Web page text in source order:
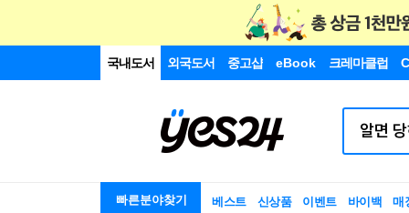
국내도서 외국도서 중고샵 eBook 크레마클럽
빠른분야찾기 베스트 신상품 이벤트 바이백 매